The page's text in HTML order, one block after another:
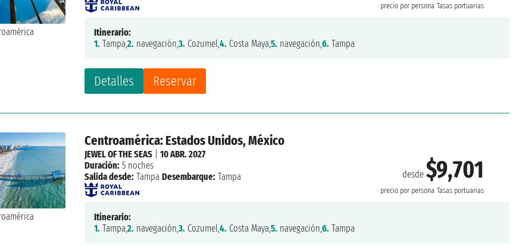
precio por persona Tasas portuarias
Detalles Reservar
Itinerario:
1. Tampa,2. navegación,3. Cozumel,4. Costa Maya,5. navegación,6. Tampa
Centroamérica: Estados Unidos, México
desde$9,701
precio por persona Tasas portuarias
JEWEL OF THE SEAS |10 ABR. 2027
Duración: 5 noches
Salida desde: Tampa Desembarque: Tampa
Itinerario:
1. Tampa,2. navegación,3. Cozumel,4. Costa Maya,5. navegación,6. Tampa